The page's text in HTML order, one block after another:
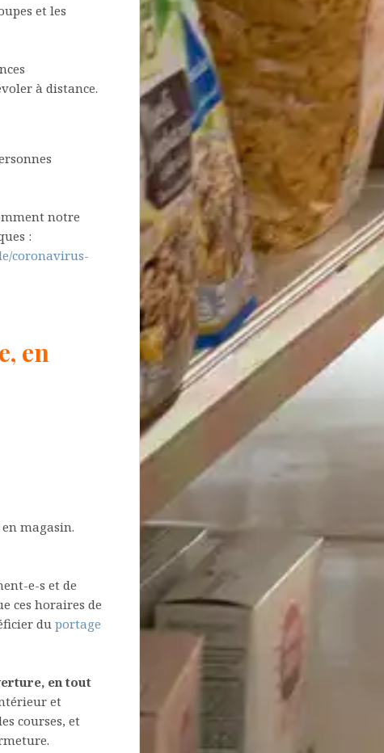
et les
à distance.
notre
:
coronavirus-
en
magasin.
e-s et de
ces horaires de
du portage
en tout
et
courses, et